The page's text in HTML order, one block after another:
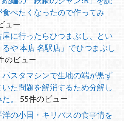
食べたくなったので作ってみ
ュー
屋に行ったらひつまぶし、とい
るや 本店 名駅店」でひつまぶし
のビュー
パスタマシンで生地の端が黒ず
いた問題を解消するため分解し
。
55件のビュー
洋の小国・キリバスの食事情を